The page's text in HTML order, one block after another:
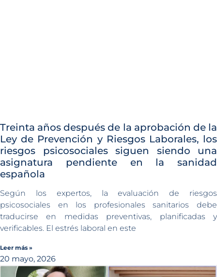
Treinta años después de la aprobación de la
Ley de Prevención y Riesgos Laborales, los
riesgos psicosociales siguen siendo una
asignatura pendiente en la sanidad
española
Según los expertos, la evaluación de riesgos
psicosociales en los profesionales sanitarios debe
traducirse en medidas preventivas, planificadas y
verificables. El estrés laboral en este
Leer más »
20 mayo, 2026